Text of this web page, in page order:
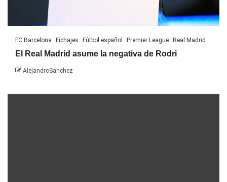
FC Barcelona Fichajes Fútbol español Premier League Real Madrid
El Real Madrid asume la negativa de Rodri
AlejandroSanchez